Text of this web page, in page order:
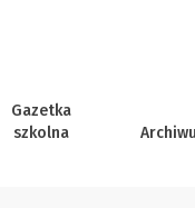
Gazetka
szkolna